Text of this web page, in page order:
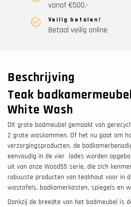
vanaf €500.-
Veilig betalen!
Betaal veilig online
Beschrijving
Teak
White Wash
Dit grote badmeubel gemaakt van
2 grote waskommen. Of het nu gaat om
verzorgingsproducten, de
eenvoudig in de vier lades worden
uit van onze Wood55 serie, die zich
robuuste producten van teakhout voor in
wastafels, badkamerkasten, spiegels en
Dankzij de breedte van het badmeubel is